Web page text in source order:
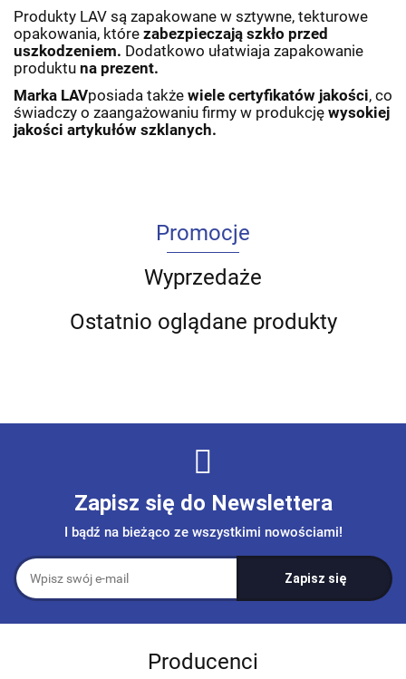
Produkty LAV są zapakowane w sztywne, tekturowe
opakowania, które zabezpieczają szkło przed
uszkodzeniem. Dodatkowo ułatwiaja zapakowanie
produktu na prezent.
Marka LAVposiada także wiele certyfikatów jakości, co
świadczy o zaangażowaniu firmy w produkcję wysokiej
jakości artykułów szklanych.
Promocje
Wyprzedaże
Ostatnio oglądane produkty
Zapisz się do Newslettera
I bądź na bieżąco ze wszystkimi nowościami!
Producenci